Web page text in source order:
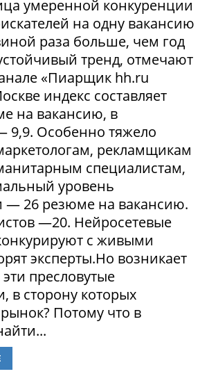
умеренной конкуренции
на одну вакансию
раза больше, чем год
тренд, отмечают
«Пиарщик hh.ru
индекс составляет
на вакансию, в
9,9. Особенно тяжело
рекламщикам
специалистам,
уровень
— 26 резюме на вакансию.
—20. Нейросетевые
с живыми
эксперты.Но возникает
пресловутые
в сторону которых
Потому что в